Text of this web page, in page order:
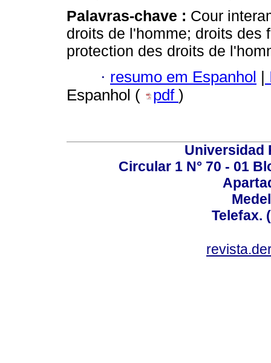
Palavras-chave : Cour
droits de l'homme; droits des
protection des droits de
· resumo em Espanhol |
Espanhol (
pdf )
Universidad
Circular 1 N° 70 - 01
Telefax.